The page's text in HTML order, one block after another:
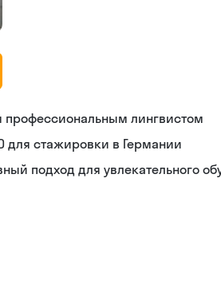
профессиональным лингвистом
для стажировки в Германии
подход для увлекательного